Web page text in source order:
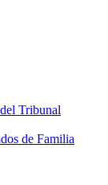
Tribunal
de Familia